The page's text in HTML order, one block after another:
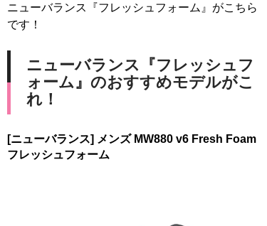
ニューバランス『フレッシュフォーム』がこちら
です！
ニューバランス『フレッシュフ
ォーム』のおすすめモデルがこ
れ！
[ニューバランス] メンズ MW880 v6 Fresh Foam
フレッシュフォーム